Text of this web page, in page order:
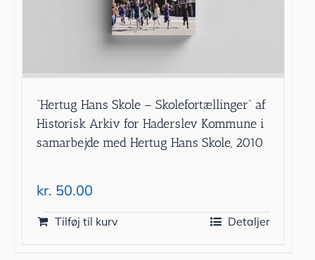
”Hertug Hans Skole – Skolefortællinger” af
Historisk Arkiv for Haderslev Kommune i
samarbejde med Hertug Hans Skole, 2010
kr. 50.00
Tilføj til kurv Detaljer